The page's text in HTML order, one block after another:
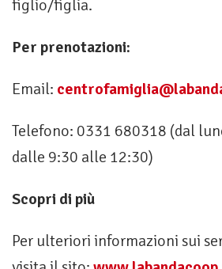
figlio/figlia.
Per prenotazioni:
Email:
Telefono: 0331 680318 (dal
dalle 9:30 alle 12:30)
Scopri di più
Per ulteriori informazioni sui